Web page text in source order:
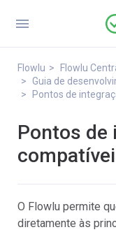

Flowlu
Flowlu
Guia de
Pontos de
Pontos de
O Flowlu permite
diretamente às